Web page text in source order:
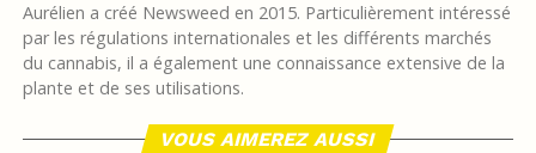
Aurélien a créé Newsweed en 2015. Particulièrement intéressé
par les régulations internationales et les différents marchés
du cannabis, il a également une connaissance extensive de la
plante et de ses utilisations.
VOUS AIMEREZ AUSSI